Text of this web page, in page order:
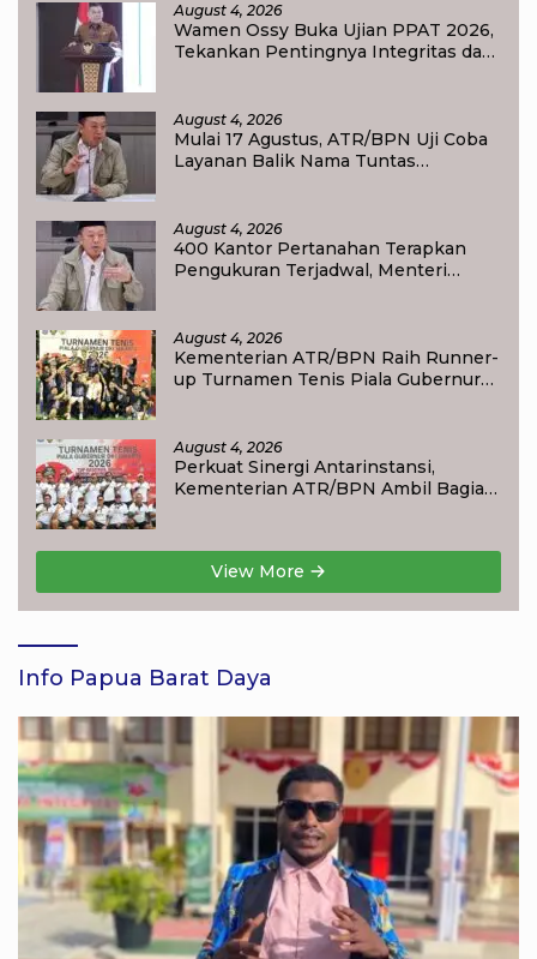
August 4, 2026
Wamen Ossy Buka Ujian PPAT 2026,
Tekankan Pentingnya Integritas dan
August 4, 2026
Mulai 17 Agustus, ATR/BPN Uji Coba
Layanan Balik Nama Tuntas
August 4, 2026
400 Kantor Pertanahan Terapkan
Pengukuran Terjadwal, Menteri
August 4, 2026
Kementerian ATR/BPN Raih Runner-
up Turnamen Tenis Piala Gubernur
August 4, 2026
Perkuat Sinergi Antarinstansi,
Kementerian ATR/BPN Ambil Bagian
View More
Info Papua Barat Daya